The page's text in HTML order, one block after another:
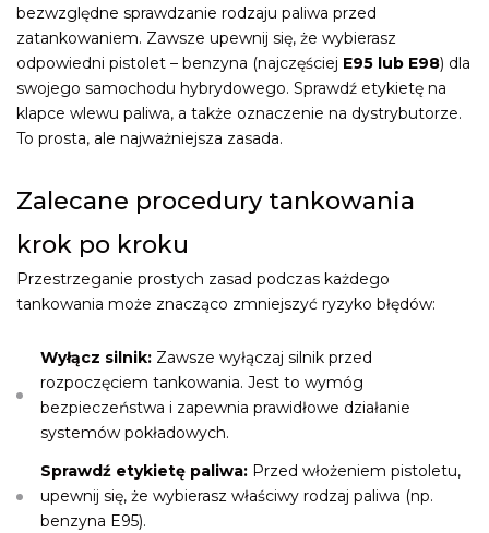
bezwzględne sprawdzanie rodzaju paliwa przed
zatankowaniem. Zawsze upewnij się, że wybierasz
odpowiedni pistolet – benzyna (najczęściej E95 lub E98) dla
swojego samochodu hybrydowego. Sprawdź etykietę na
klapce wlewu paliwa, a także oznaczenie na dystrybutorze.
To prosta, ale najważniejsza zasada.
Zalecane procedury tankowania
krok po kroku
Przestrzeganie prostych zasad podczas każdego
tankowania może znacząco zmniejszyć ryzyko błędów:
Wyłącz silnik: Zawsze wyłączaj silnik przed
rozpoczęciem tankowania. Jest to wymóg
bezpieczeństwa i zapewnia prawidłowe działanie
systemów pokładowych.
Sprawdź etykietę paliwa: Przed włożeniem pistoletu,
upewnij się, że wybierasz właściwy rodzaj paliwa (np.
benzyna E95).